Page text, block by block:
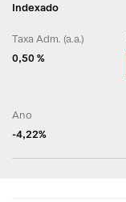
Indexado
Taxa Adm. (a.a.)
0,50 %
Ano
-4,22%